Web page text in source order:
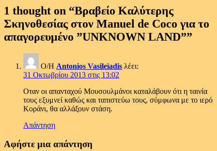
1 thought on “Bραβείο Καλύτερης
Σκηνοθεσίας στον Manuel de Coco για το
απαγορευμένο ”UNKNOWN LAND””
Ο/Η Antonios Vasileiadis λέει:
31 Οκτωβρίου 2013 στις 13:02
Οταν οι απανταχού Μουσουλμάνοι καταλάβουν ότι η ταινία
τους εξυμνεί καθώς και ταπιστεύω τους, σύμφωνα με το ιερό
Κοράνι, θα αλλάξουν στάση.
Απάντηση
Αφήστε μια απάντηση